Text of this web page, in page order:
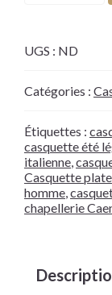
UGS : ND
Catégories :
Étiquettes :
casquette été
italienne,
Casquette plate
homme,
chapellerie